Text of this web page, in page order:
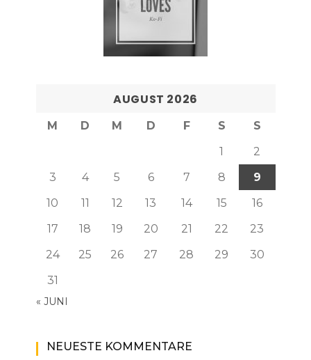
AUGUST 2026
M D M D F S
S
1
2
3
4 5 6 7 8
9
10
11 12 13 14 15
16
17
18 19 20 21 22
23
24
25 26 27 28 29
30
31
« JUNI
NEUESTE KOMMENTARE